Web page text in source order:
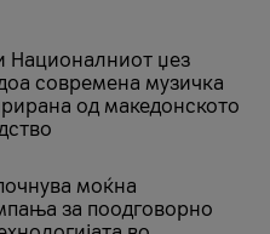
Националниот џез
современа музичка
од македонското
моќна
за поодговорно